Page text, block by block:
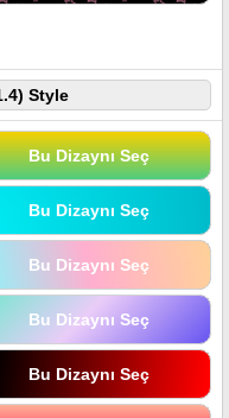
Style
Bu Dizaynı Seç
Bu Dizaynı Seç
Bu Dizaynı Seç
Bu Dizaynı Seç
Bu Dizaynı Seç